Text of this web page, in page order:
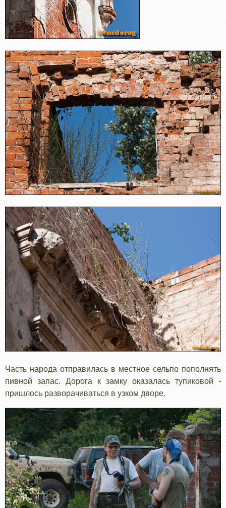
Часть народа отправилась в местное сельпо пополнять
пивной запас. Дорога к замку оказалась тупиковой -
пришлось разворачиваться в узком дворе.